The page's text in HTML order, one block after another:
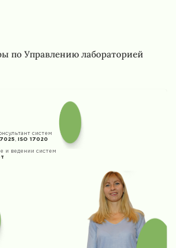
по Управлению лабораторией
систем
ISO 17020
и ведении систем